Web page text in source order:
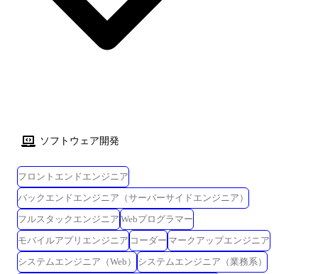
ソフトウェア開発
フロントエンドエンジニア
バックエンドエンジニア（サーバーサイドエンジニア）
フルスタックエンジニア Webプログラマー
モバイルアプリエンジニア コーダー マークアップエンジニア
システムエンジニア（Web）
システムエンジニア（業務系）